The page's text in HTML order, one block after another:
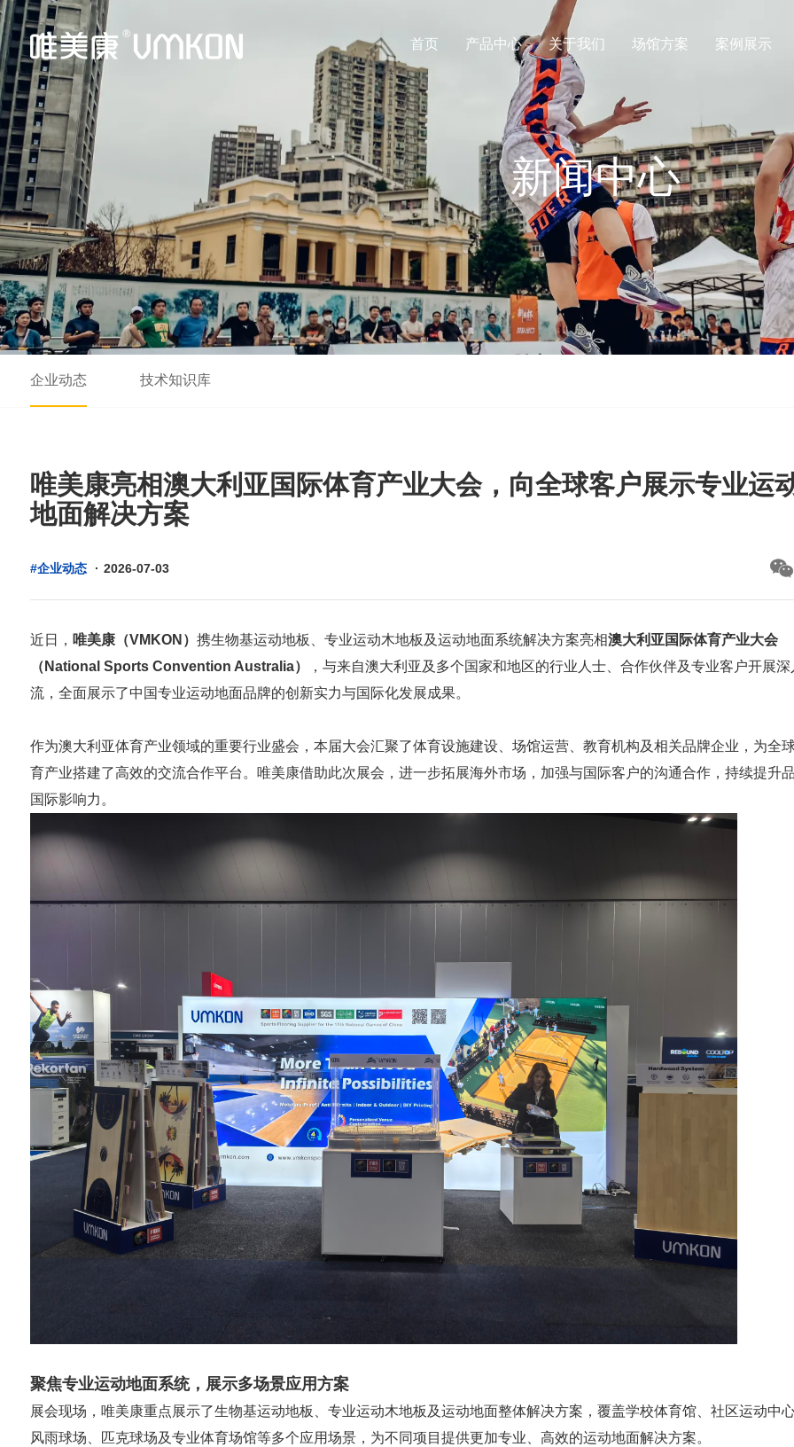
首页 产品中心 关于我们 场馆方案 案例展示
新闻中心
企业动态 技术知识库
唯美康亮相澳大利亚国际体育产业大会，向全球客户展示专业运
地面解决方案
#企业动态 · 2026-07-03
近日， 唯美康（VMKON） 携生物基运动地板、专业运动木地板及运动地面系统解决方案亮相澳大利亚国际体育产业大会
（National Sports Convention Australia）
，与来自澳大利亚及多个国家和地区的行业人士、合作伙伴及专业客户开展深
流，全面展示了中国专业运动地面品牌的创新实力与国际化发展成果。
作为澳大利亚体育产业领域的重要行业盛会，本届大会汇聚了体育设施建设、场馆运营、教育机构及相关品牌企业，为全
育产业搭建了高效的交流合作平台。唯美康借助此次展会，进一步拓展海外市场，加强与国际客户的沟通合作，持续提升
国际影响力。
聚焦专业运动地面系统，展示多场景应用方案
展会现场，唯美康重点展示了生物基运动地板、专业运动木地板及运动地面整体解决方案，覆盖学校体育馆、社区运动中心
风雨球场、匹克球场及专业体育场馆等多个应用场景，为不同项目提供更加专业、高效的运动地面解决方案。